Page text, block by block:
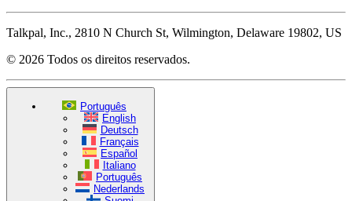
Talkpal, Inc., 2810 N Church St, Wilmington, Delaware 19802, US
© 2026 Todos os direitos reservados.
Português
English
Deutsch
Français
Español
Italiano
Português
Nederlands